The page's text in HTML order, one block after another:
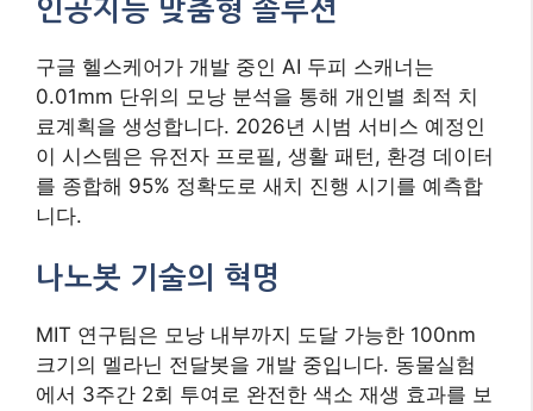
인공지능 맞춤형 솔루션
구글 헬스케어가 개발 중인 AI 두피 스캐너는
0.01mm 단위의 모낭 분석을 통해 개인별 최적 치
료계획을 생성합니다. 2026년 시범 서비스 예정인
이 시스템은 유전자 프로필, 생활 패턴, 환경 데이터
를 종합해 95% 정확도로 새치 진행 시기를 예측합
니다.
나노봇 기술의 혁명
MIT 연구팀은 모낭 내부까지 도달 가능한 100nm
크기의 멜라닌 전달봇을 개발 중입니다. 동물실험
에서 3주간 2회 투여로 완전한 색소 재생 효과를 보